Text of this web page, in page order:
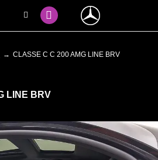
CLASSE C C 200 AMG LINE BRV
LINE BRV